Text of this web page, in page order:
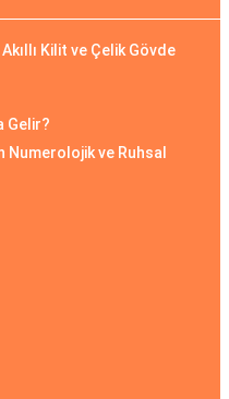
Kilit ve Çelik Gövde
Gelir?
Numerolojik ve Ruhsal